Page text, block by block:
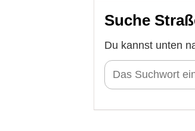
Suche
Du kannst unten